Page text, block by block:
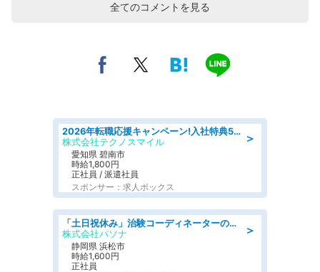
全てのコメントを見る
＞
2026年転職応援キャンペーン!入社特典58万円/デンソーで働こう!自動車工場で小型部品の検査業務 denso aichi
株式会社テクノスマイル
愛知県 碧南市
時給1,800円
正社員 / 派遣社員
スポンサー：求人ボックス
＞
「土日祝休み」治験コーディネーターのお仕事/未経験OK
株式会社パソナ
静岡県 浜松市
時給1,600円
正社員